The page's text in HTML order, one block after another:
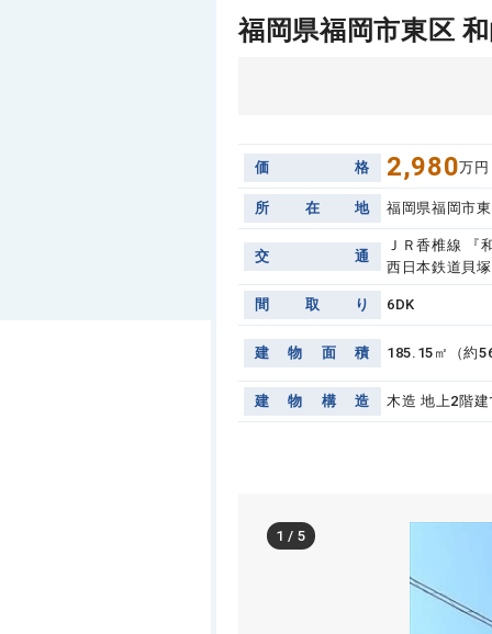
福岡県福岡市東区
価 格 2,980万円
所 在 地 福岡県福岡市
交 通
ＪＲ香椎線 『
西日本鉄道貝
間 取 り 6DK
建 物 面 積 185.15㎡（約
建 物 構 造 木造 地上2階建
1 /5